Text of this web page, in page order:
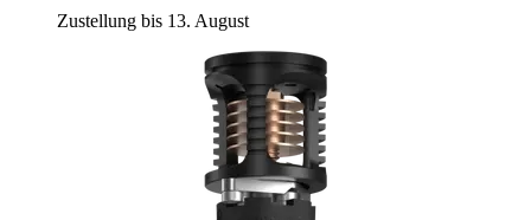
Zustellung bis 13. August